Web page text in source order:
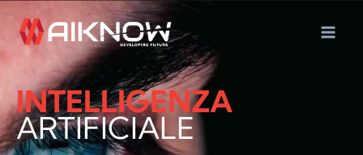
contenuto
INTELLIGENZA
ARTIFICIALE